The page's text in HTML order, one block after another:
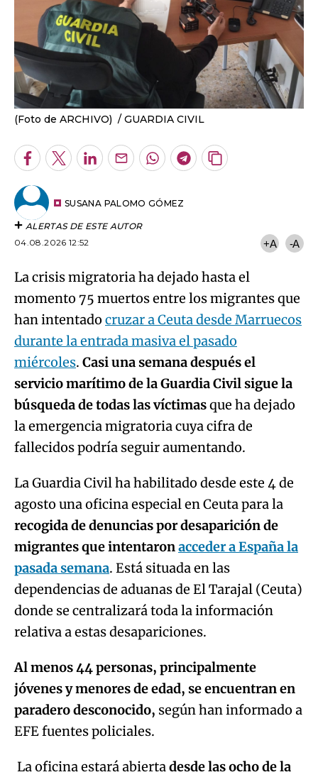
(Foto de ARCHIVO) GUARDIA CIVIL
Facebook
TwitterLinkedInEnviarWhatsapp
Telegram
Copiar
SUSANA PALOMO GÓMEZ
ALERTAS DE ESTE AUTOR
04.08.2026 12:52
+A -A
La crisis migratoria ha dejado hasta el
momento 75 muertos entre los migrantes que
han intentado cruzar a Ceuta desde Marruecos
durante la entrada masiva el pasado
miércoles. Casi una semana después el
servicio marítimo de la Guardia Civil sigue la
búsqueda de todas las víctimasque ha dejado
la emergencia migratoria cuya cifra de
fallecidos podría seguir aumentando.
La Guardia Civil ha habilitado desde este 4 de
agosto una oficina especial en Ceuta para la
recogida de denuncias por desaparición de
migrantes que intentaronacceder a España la
pasada semana. Está situada en las
dependencias de aduanas de El Tarajal (Ceuta)
donde se centralizará toda la información
relativa a estas desapariciones.
Al menos 44 personas, principalmente
jóvenes y menores de edad, se encuentran en
paradero desconocido, según han informado a
EFE fuentes policiales.
La oficina estará abiertadesde las ocho de la